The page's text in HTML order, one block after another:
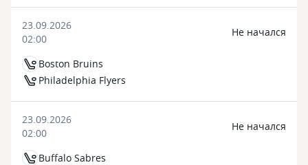
23.09.2026
02:00
Boston Bruins
Philadelphia Flyers
Не начался
23.09.2026
02:00
Buffalo Sabres
Не начался